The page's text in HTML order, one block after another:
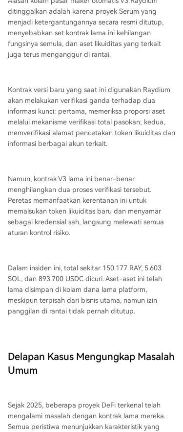
ditinggalkan adalah karena proyek Serum yang
menjadi ketergantungannya secara resmi ditutup,
menyebabkan set kontrak lama ini kehilangan
fungsinya semula, dan aset likuiditas yang terkait
juga terus menganggur di rantai.
Kontrak versi baru yang saat ini digunakan Raydium
akan melakukan verifikasi ganda terhadap dua
informasi kunci: pertama, memeriksa proporsi aset
melalui mekanisme verifikasi total pasokan; kedua,
memverifikasi alamat pencetakan token likuiditas dan
informasi berbagai akun terkait.
Namun, kontrak V3 lama ini benar-benar
menghilangkan dua proses verifikasi tersebut.
Peretas memanfaatkan kerentanan ini untuk
memalsukan token likuiditas baru dan menyamar
sebagai kredensial sah, langsung melewati semua
aturan kontrol risiko.
Dalam insiden ini, total sekitar 150.177 RAY, 5.603
SOL, dan 893.700 USDC dicuri. Aset-aset ini telah
lama disimpan di kolam dana lama platform,
meskipun terpisah dari bisnis utama, namun izin
panggilan di rantai tidak pernah ditutup.
Delapan Kasus Mengungkap Masalah
Umum
Sejak 2025, beberapa proyek DeFi terkenal telah
mengalami masalah dengan kontrak lama mereka.
Semua peristiwa menunjukkan karakteristik yang